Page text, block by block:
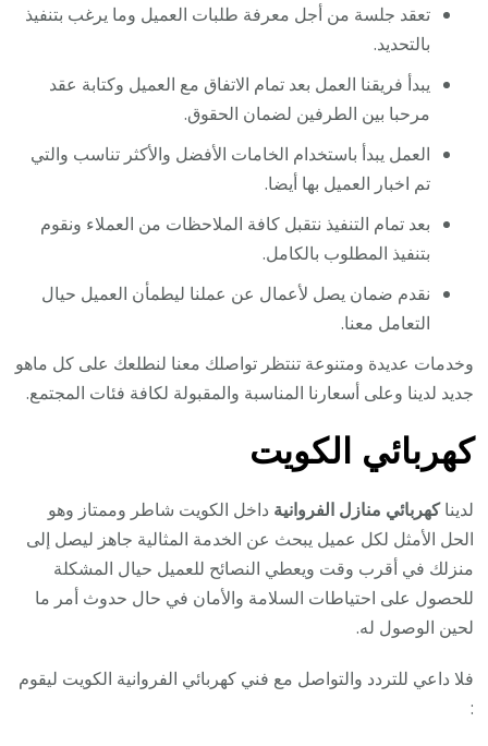
تعقد جلسة من أجل معرفة طلبات العميل وما يرغب بتنفيذ
بالتحديد.
يبدأ فريقنا العمل بعد تمام الاتفاق مع العميل وكتابة عقد
مرحبا بين الطرفين لضمان الحقوق.
العمل يبدأ باستخدام الخامات الأفضل والأكثر تناسب والتي
تم اخبار العميل بها أيضا.
بعد تمام التنفيذ نتقبل كافة الملاحظات من العملاء ونقوم
بتنفيذ المطلوب بالكامل.
نقدم ضمان يصل لأعمال عن عملنا ليطمأن العميل حيال
التعامل معنا.
وخدمات عديدة ومتنوعة تنتظر تواصلك معنا لنطلعك على كل ماهو
جديد لدينا وعلى أسعارنا المناسبة والمقبولة لكافة فئات المجتمع.
كهربائي الكويت
لديناكهربائي منازل الفروانية داخل الكويت شاطر وممتاز وهو
الحل الأمثل لكل عميل يبحث عن الخدمة المثالية جاهز ليصل إلى
منزلك في أقرب وقت ويعطي النصائح للعميل حيال المشكلة
للحصول على احتياطات السلامة والأمان في حال حدوث أمر ما
لحين الوصول له.
فلا داعي للتردد والتواصل مع فني كهربائي الفروانية الكويت ليقوم
: